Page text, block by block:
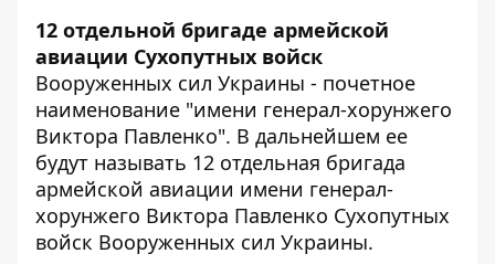
12 отдельной бригаде армейской
авиации Сухопутных войск
Вооруженных сил Украины - почетное
наименование "имени генерал-хорунжего
Виктора Павленко". В дальнейшем ее
будут называть 12 отдельная бригада
армейской авиации имени генерал-
хорунжего Виктора Павленко Сухопутных
войск Вооруженных сил Украины.